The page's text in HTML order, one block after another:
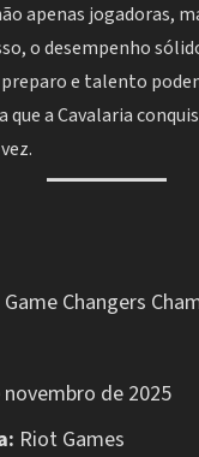
apenas jogadoras,
o desempenho
e talento
que a Cavalaria
Changers
de 2025
Riot Games